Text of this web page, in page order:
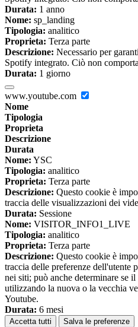
Durata: 1 anno
Nome: sp_landing
Tipologia: analitico
Proprieta: Terza parte
Descrizione: Necessario per
Spotify integrato. Ciò non
Durata: 1 giorno
www.youtube.com
Nome
Tipologia
Proprieta
Descrizione
Durata
Nome: YSC
Tipologia: analitico
Proprieta: Terza parte
Descrizione: Questo cookie è
traccia delle visualizzazioni dei
Durata: Sessione
Nome: VISITOR_INFO1_LIVE
Tipologia: analitico
Proprieta: Terza parte
Descrizione: Questo cookie è
traccia delle preferenze dell'utente
nei siti; può anche determinare se
utilizzando la nuova o la vecchia
Youtube.
Durata: 6 mesi
Accetta tutti Salva le preferenze